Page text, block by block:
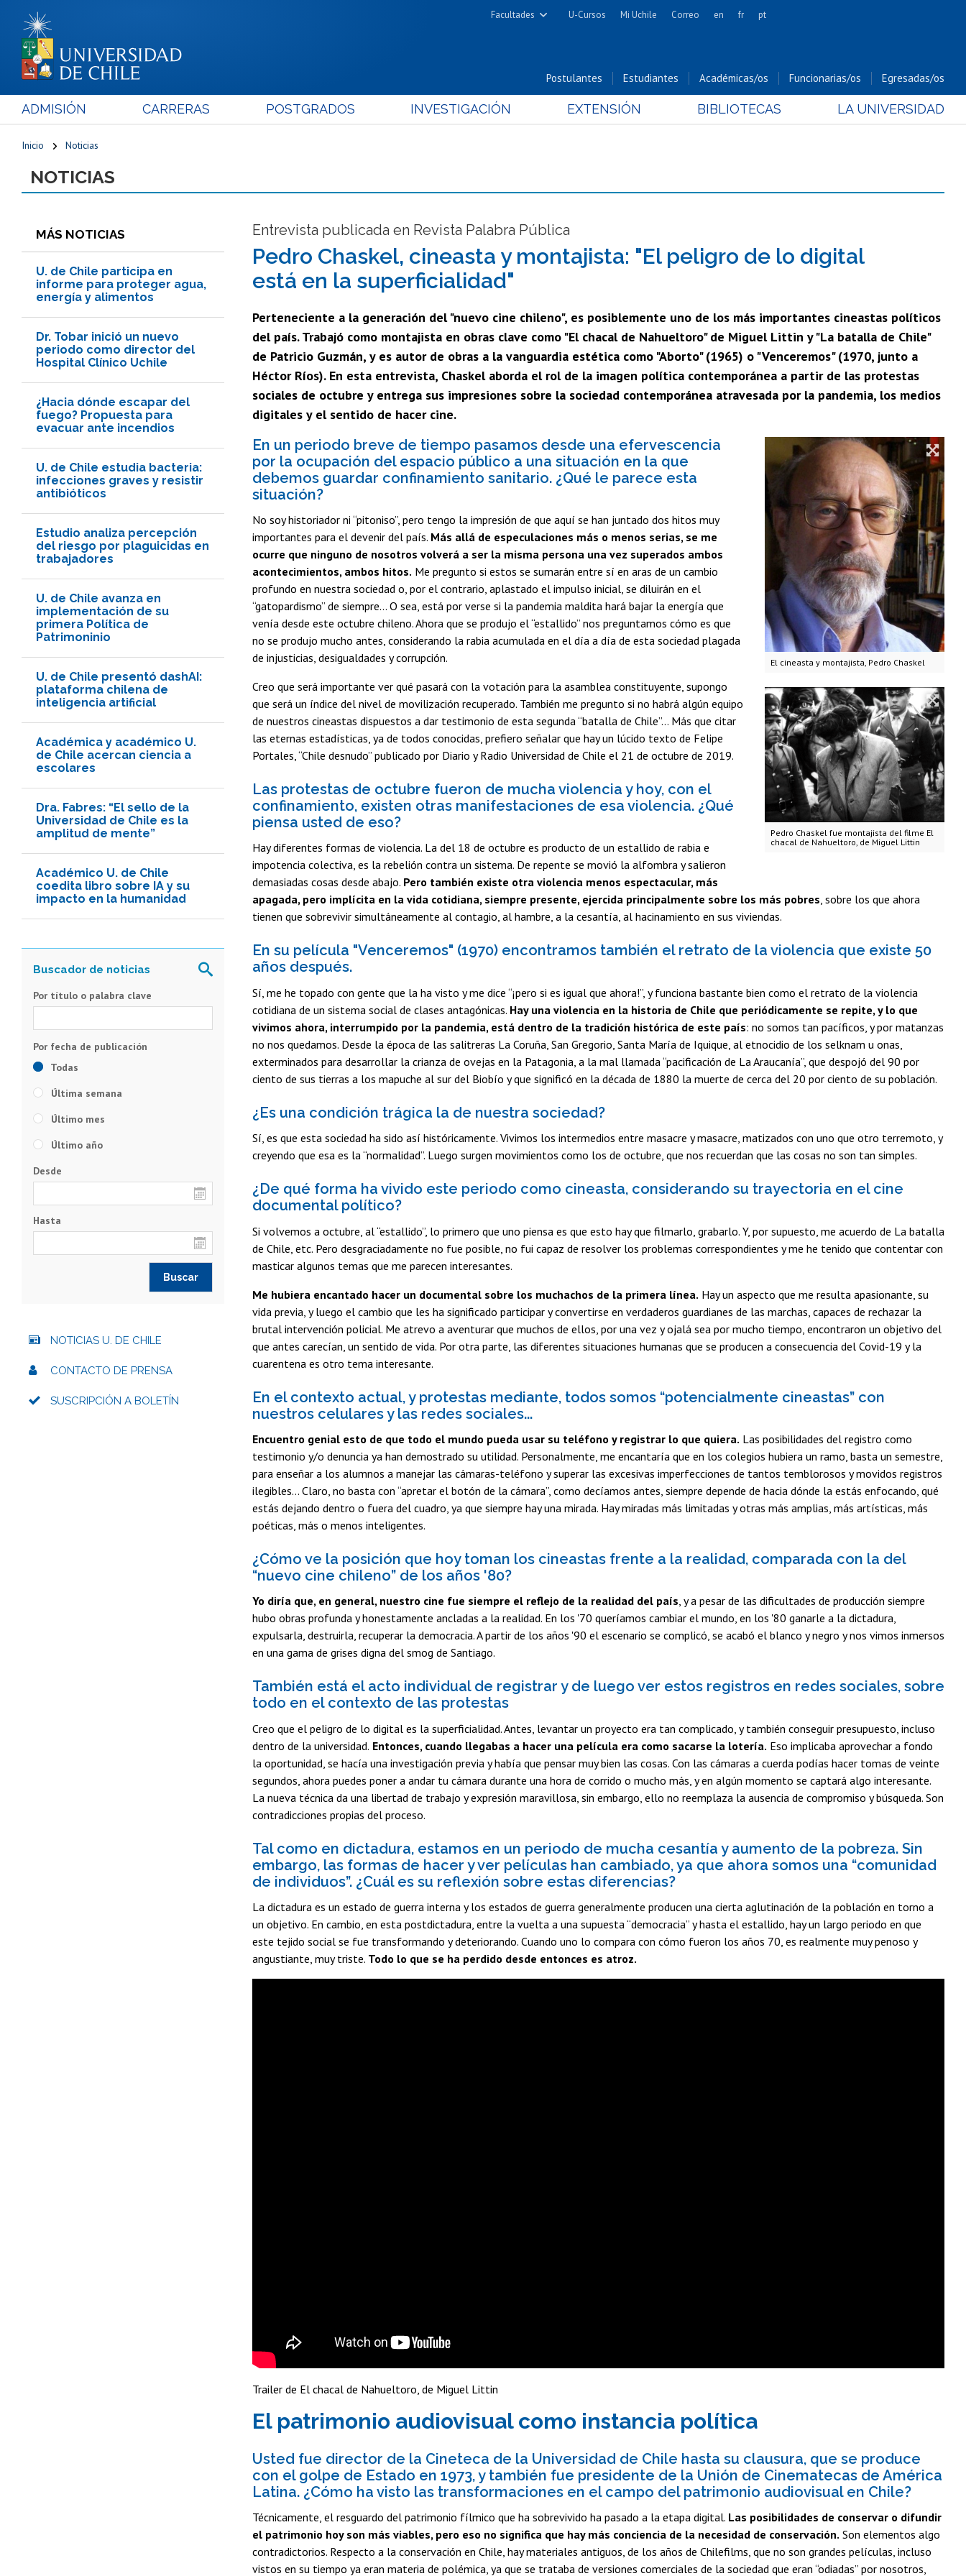
Facultades
Cs. Físicas y Matemáticas
Cs. Forestales y Conservación
Cs. Químicas y Farmacéuticas
Cs. Sociales
Estudios Avanzados en Educación
Nutrición y Tecnología de
Alimentos
Bachillerato
Hospital Clínico
U-Cursos Mi Uchile Correo en fr pt
Postulantes Estudiantes Académicas/os Funcionarias/os Egresadas/os
ADMISIÓN CARRERAS POSTGRADOS INVESTIGACIÓN EXTENSIÓN BIBLIOTECAS LA UNIVERSIDAD
Inicio Noticias
NOTICIAS
MÁS NOTICIAS
U. de Chile participa en
informe para proteger agua,
energía y alimentos
Dr. Tobar inició un nuevo
periodo como director del
Hospital Clínico Uchile
¿Hacia dónde escapar del
fuego? Propuesta para
evacuar ante incendios
U. de Chile estudia bacteria:
infecciones graves y resistir
antibióticos
Estudio analiza percepción
del riesgo por plaguicidas en
trabajadores
U. de Chile avanza en
implementación de su
primera Política de
Patrimoninio
U. de Chile presentó dashAI:
plataforma chilena de
inteligencia artificial
Académica y académico U.
de Chile acercan ciencia a
escolares
Dra. Fabres: “El sello de la
Universidad de Chile es la
amplitud de mente”
Académico U. de Chile
coedita libro sobre IA y su
impacto en la humanidad
Entrevista publicada en Revista Palabra Pública
Pedro Chaskel, cineasta y montajista: "El peligro de lo digital
está en la superficialidad"
Perteneciente a la generación del "nuevo cine chileno", es posiblemente uno de los más importantes cineastas políticos
del país. Trabajó como montajista en obras clave como "El chacal de Nahueltoro" de Miguel Littin y "La batalla de Chile"
de Patricio Guzmán, y es autor de obras a la vanguardia estética como "Aborto" (1965) o "Venceremos" (1970, junto a
Héctor Ríos). En esta entrevista, Chaskel aborda el rol de la imagen política contemporánea a partir de las protestas
sociales de octubre y entrega sus impresiones sobre la sociedad contemporánea atravesada por la pandemia, los medios
digitales y el sentido de hacer cine.
El cineasta y montajista, Pedro Chaskel
Pedro Chaskel fue montajista del filme El
chacal de Nahueltoro, de Miguel Littin
En un periodo breve de tiempo pasamos desde una efervescencia
por la ocupación del espacio público a una situación en la que
debemos guardar confinamiento sanitario. ¿Qué le parece esta
situación?
No soy historiador ni “pitoniso”, pero tengo la impresión de que aquí se han juntado dos hitos muy
importantes para el devenir del país. Más allá de especulaciones más o menos serias, se me
ocurre que ninguno de nosotros volverá a ser la misma persona una vez superados ambos
acontecimientos, ambos hitos. Me pregunto si estos se sumarán entre sí en aras de un cambio
profundo en nuestra sociedad o, por el contrario, aplastado el impulso inicial, se diluirán en el
“gatopardismo” de siempre… O sea, está por verse si la pandemia maldita hará bajar la energía que
venía desde este octubre chileno. Ahora que se produjo el “estallido” nos preguntamos cómo es que
no se produjo mucho antes, considerando la rabia acumulada en el día a día de esta sociedad plagada
de injusticias, desigualdades y corrupción.
Creo que será importante ver qué pasará con la votación para la asamblea constituyente, supongo
que será un índice del nivel de movilización recuperado. También me pregunto si no habrá algún equipo
de nuestros cineastas dispuestos a dar testimonio de esta segunda “batalla de Chile”… Más que citar
las eternas estadísticas, ya de todos conocidas, prefiero señalar que hay un lúcido texto de Felipe
Portales, “Chile desnudo” publicado por Diario y Radio Universidad de Chile el 21 de octubre de 2019.
Las protestas de octubre fueron de mucha violencia y hoy, con el
confinamiento, existen otras manifestaciones de esa violencia. ¿Qué
piensa usted de eso?
Hay diferentes formas de violencia. La del 18 de octubre es producto de un estallido de rabia e
impotencia colectiva, es la rebelión contra un sistema. De repente se movió la alfombra y salieron
demasiadas cosas desde abajo. Pero también existe otra violencia menos espectacular, más
apagada, pero implícita en la vida cotidiana, siempre presente, ejercida principalmente sobre los más pobres, sobre los que ahora
tienen que sobrevivir simultáneamente al contagio, al hambre, a la cesantía, al hacinamiento en sus viviendas.
En su película "Venceremos" (1970) encontramos también el retrato de la violencia que existe 50
años después.
Sí, me he topado con gente que la ha visto y me dice “¡pero si es igual que ahora!”, y funciona bastante bien como el retrato de la violencia
cotidiana de un sistema social de clases antagónicas. Hay una violencia en la historia de Chile que periódicamente se repite, y lo que
vivimos ahora, interrumpido por la pandemia, está dentro de la tradición histórica de este país: no somos tan pacíficos, y por matanzas
no nos quedamos. Desde la época de las salitreras La Coruña, San Gregorio, Santa María de Iquique, al etnocidio de los selknam u onas,
exterminados para desarrollar la crianza de ovejas en la Patagonia, a la mal llamada “pacificación de La Araucanía”, que despojó del 90 por
ciento de sus tierras a los mapuche al sur del Biobío y que significó en la década de 1880 la muerte de cerca del 20 por ciento de su población.
¿Es una condición trágica la de nuestra sociedad?
Sí, es que esta sociedad ha sido así históricamente. Vivimos los intermedios entre masacre y masacre, matizados con uno que otro terremoto, y
creyendo que esa es la “normalidad”. Luego surgen movimientos como los de octubre, que nos recuerdan que las cosas no son tan simples.
¿De qué forma ha vivido este periodo como cineasta, considerando su trayectoria en el cine
documental político?
Si volvemos a octubre, al “estallido”, lo primero que uno piensa es que esto hay que filmarlo, grabarlo. Y, por supuesto, me acuerdo de La batalla
de Chile, etc. Pero desgraciadamente no fue posible, no fui capaz de resolver los problemas correspondientes y me he tenido que contentar con
masticar algunos temas que me parecen interesantes.
Me hubiera encantado hacer un documental sobre los muchachos de la primera línea. Hay un aspecto que me resulta apasionante, su
vida previa, y luego el cambio que les ha significado participar y convertirse en verdaderos guardianes de las marchas, capaces de rechazar la
brutal intervención policial. Me atrevo a aventurar que muchos de ellos, por una vez y ojalá sea por mucho tiempo, encontraron un objetivo del
que antes carecían, un sentido de vida. Por otra parte, las diferentes situaciones humanas que se producen a consecuencia del Covid-19 y la
cuarentena es otro tema interesante.
En el contexto actual, y protestas mediante, todos somos “potencialmente cineastas” con
nuestros celulares y las redes sociales...
Encuentro genial esto de que todo el mundo pueda usar su teléfono y registrar lo que quiera. Las posibilidades del registro como
testimonio y/o denuncia ya han demostrado su utilidad. Personalmente, me encantaría que en los colegios hubiera un ramo, basta un semestre,
para enseñar a los alumnos a manejar las cámaras-teléfono y superar las excesivas imperfecciones de tantos temblorosos y movidos registros
ilegibles... Claro, no basta con “apretar el botón de la cámara”, como decíamos antes, siempre depende de hacia dónde la estás enfocando, qué
estás dejando dentro o fuera del cuadro, ya que siempre hay una mirada. Hay miradas más limitadas y otras más amplias, más artísticas, más
poéticas, más o menos inteligentes.
¿Cómo ve la posición que hoy toman los cineastas frente a la realidad, comparada con la del
“nuevo cine chileno” de los años '80?
Yo diría que, en general, nuestro cine fue siempre el reflejo de la realidad del país, y a pesar de las dificultades de producción siempre
hubo obras profunda y honestamente ancladas a la realidad. En los '70 queríamos cambiar el mundo, en los '80 ganarle a la dictadura,
expulsarla, destruirla, recuperar la democracia. A partir de los años '90 el escenario se complicó, se acabó el blanco y negro y nos vimos inmersos
en una gama de grises digna del smog de Santiago.
También está el acto individual de registrar y de luego ver estos registros en redes sociales, sobre
todo en el contexto de las protestas
Creo que el peligro de lo digital es la superficialidad. Antes, levantar un proyecto era tan complicado, y también conseguir presupuesto, incluso
dentro de la universidad. Entonces, cuando llegabas a hacer una película era como sacarse la lotería. Eso implicaba aprovechar a fondo
la oportunidad, se hacía una investigación previa y había que pensar muy bien las cosas. Con las cámaras a cuerda podías hacer tomas de veinte
segundos, ahora puedes poner a andar tu cámara durante una hora de corrido o mucho más, y en algún momento se captará algo interesante.
La nueva técnica da una libertad de trabajo y expresión maravillosa, sin embargo, ello no reemplaza la ausencia de compromiso y búsqueda. Son
contradicciones propias del proceso.
Tal como en dictadura, estamos en un periodo de mucha cesantía y aumento de la pobreza. Sin
embargo, las formas de hacer y ver películas han cambiado, ya que ahora somos una “comunidad
de individuos”. ¿Cuál es su reflexión sobre estas diferencias?
La dictadura es un estado de guerra interna y los estados de guerra generalmente producen una cierta aglutinación de la población en torno a
un objetivo. En cambio, en esta postdictadura, entre la vuelta a una supuesta “democracia” y hasta el estallido, hay un largo periodo en que
este tejido social se fue transformando y deteriorando. Cuando uno lo compara con cómo fueron los años 70, es realmente muy penoso y
angustiante, muy triste. Todo lo que se ha perdido desde entonces es atroz.
Trailer de El chacal de Nahueltoro, de Miguel Littin
El patrimonio audiovisual como instancia política
Usted fue director de la Cineteca de la Universidad de Chile hasta su clausura, que se produce
con el golpe de Estado en 1973, y también fue presidente de la Unión de Cinematecas de América
Latina. ¿Cómo ha visto las transformaciones en el campo del patrimonio audiovisual en Chile?
Técnicamente, el resguardo del patrimonio fílmico que ha sobrevivido ha pasado a la etapa digital. Las posibilidades de conservar o difundir
el patrimonio hoy son más viables, pero eso no significa que hay más conciencia de la necesidad de conservación. Son elementos algo
contradictorios. Respecto a la conservación en Chile, hay materiales antiguos, de los años de Chilefilms, que no son grandes películas, incluso
vistos en su tiempo ya eran materia de polémica, ya que se trataba de versiones comerciales de la sociedad que eran “odiadas” por nosotros,
Por título o palabra clave
Todas
Última semana
Último mes
Último año
Desde
Hasta
NOTICIAS U. DE CHILE
CONTACTO DE PRENSA
SUSCRIPCIÓN A BOLETÍN